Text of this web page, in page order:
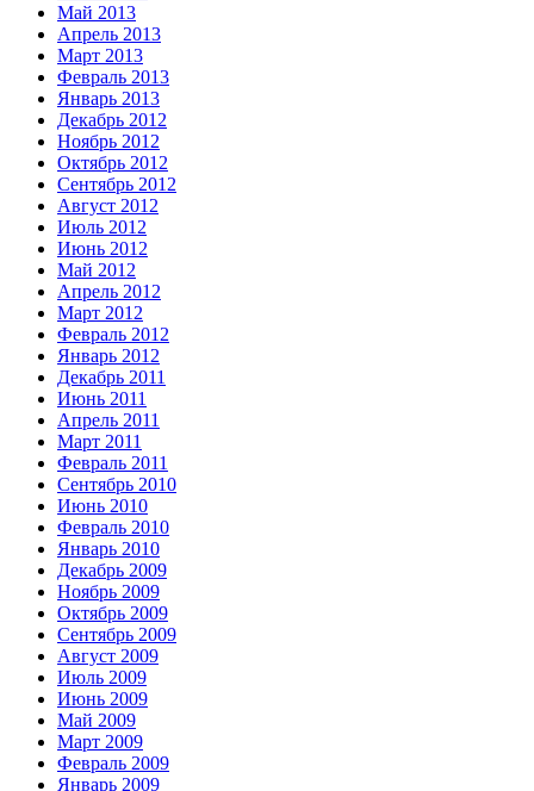
Май 2013
Апрель 2013
Март 2013
Февраль 2013
Январь 2013
Декабрь 2012
Ноябрь 2012
Октябрь 2012
Сентябрь 2012
Август 2012
Июль 2012
Июнь 2012
Май 2012
Апрель 2012
Март 2012
Февраль 2012
Январь 2012
Декабрь 2011
Июнь 2011
Апрель 2011
Март 2011
Февраль 2011
Сентябрь 2010
Июнь 2010
Февраль 2010
Январь 2010
Декабрь 2009
Ноябрь 2009
Октябрь 2009
Сентябрь 2009
Август 2009
Июль 2009
Июнь 2009
Май 2009
Март 2009
Февраль 2009
Январь 2009